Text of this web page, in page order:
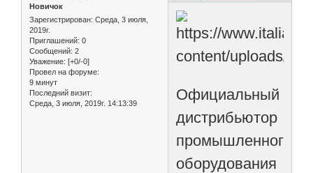
Новичок
Зарегистрирован: Среда, 3 июля,
2019г.
Приглашений: 0
Сообщений: 2
Уважение: [+0/-0]
Провел на форуме:
9 минут
Последний визит:
Среда, 3 июля, 2019г. 14:13:39
Официальный
дистрибьютор
промышленного
оборудования